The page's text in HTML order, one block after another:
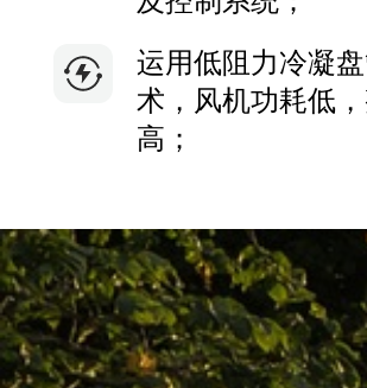
运用低阻力冷凝
术，风机功耗低
高；